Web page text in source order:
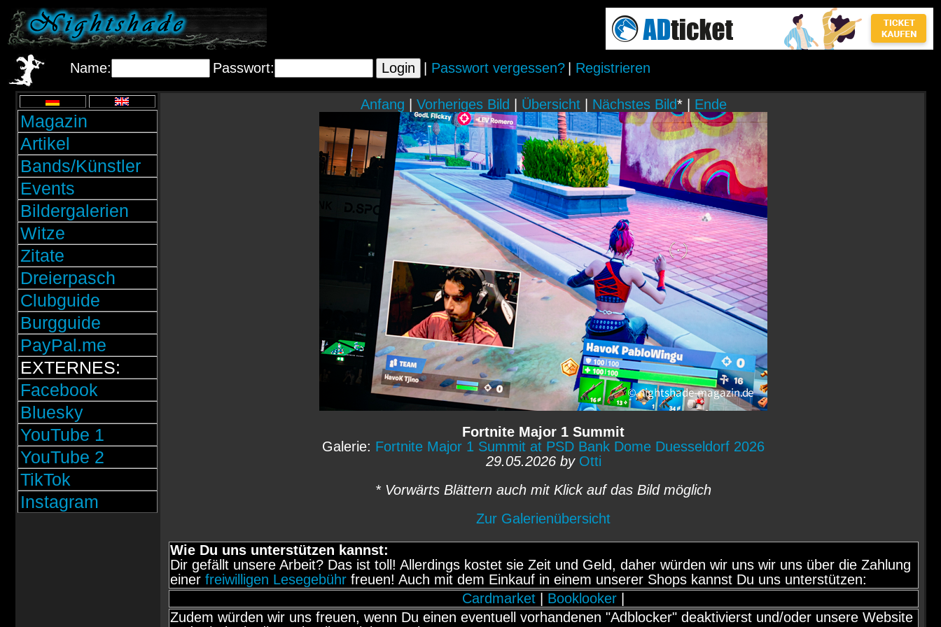
Name: Passwort: Passwort vergessen? Registrieren
Magazin
Artikel
Bands/Künstler
Events
Bildergalerien
Witze
Zitate
Dreierpasch
Clubguide
Burgguide
PayPal.me
EXTERNES:
Facebook
Bluesky
YouTube 1
YouTube 2
TikTok
Instagram
Anfang Vorheriges Bild Übersicht| Nächstes Bild* | Ende
Fortnite Major 1 Summit
Galerie: Fortnite Major 1 Summit at PSD Bank Dome Duesseldorf 2026
29.05.2026 by Otti
* Vorwärts Blättern auch mit Klick auf das Bild möglich
Zur Galerienübersicht
Wie Du uns unterstützen kannst:
Dir gefällt unsere Arbeit? Das ist toll! Allerdings kostet sie Zeit und Geld, daher würden wir uns wir uns über die Zahlung
einer freiwilligen Lesegebührfreuen! Auch mit dem Einkauf in einem unserer Shops kannst Du uns unterstützen:
Cardmarket
Booklooker
Zudem würden wir uns freuen, wenn Du einen eventuell vorhandenen "Adblocker" deaktivierst und/oder unsere Website